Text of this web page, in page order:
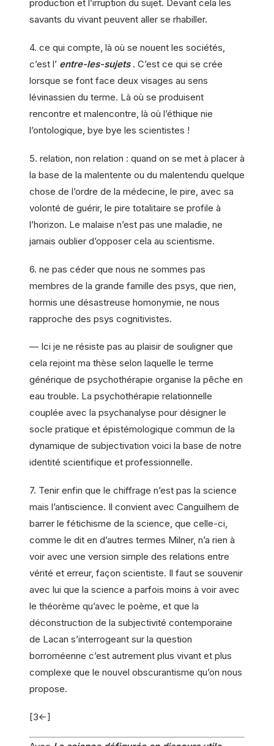
production et l’irruption du sujet. Devant cela les
savants du vivant peuvent aller se rhabiller.
4. ce qui compte, là où se nouent les sociétés,
c’est l’ entre-les-sujets . C’est ce qui se crée
lorsque se font face deux visages au sens
lévinassien du terme. Là où se produisent
rencontre et malencontre, là où l’éthique nie
l’ontologique, bye bye les scientistes !
5. relation, non relation : quand on se met à placer à
la base de la malentente ou du malentendu quelque
chose de l’ordre de la médecine, le pire, avec sa
volonté de guérir, le pire totalitaire se profile à
l’horizon. Le malaise n’est pas une maladie, ne
jamais oublier d’opposer cela au scientisme.
6. ne pas céder que nous ne sommes pas
membres de la grande famille des psys, que rien,
hormis une désastreuse homonymie, ne nous
rapproche des psys cognitivistes.
— Ici je ne résiste pas au plaisir de souligner que
cela rejoint ma thèse selon laquelle le terme
générique de psychothérapie organise la pêche en
eau trouble. La psychothérapie relationnelle
couplée avec la psychanalyse pour désigner le
socle pratique et épistémologique commun de la
dynamique de subjectivation voici la base de notre
identité scientifique et professionnelle.
7. Tenir enfin que le chiffrage n’est pas la science
mais l’antiscience. Il convient avec Canguilhem de
barrer le fétichisme de la science, que celle-ci,
comme le dit en d’autres termes Milner, n’a rien à
voir avec une version simple des relations entre
vérité et erreur, façon scientiste. Il faut se souvenir
avec lui que la science a parfois moins à voir avec
le théorème qu’avec le poème, et que la
déconstruction de la subjectivité contemporaine
de Lacan s’interrogeant sur la question
borroméenne c’est autrement plus vivant et plus
complexe que le nouvel obscurantisme qu’on nous
propose.
[3<-]